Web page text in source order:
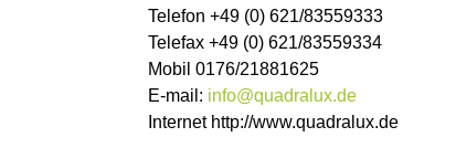
Telefon +49 (0) 621/83559333
Telefax +49 (0) 621/83559334
Mobil 0176/21881625
E-mail: info@quadralux.de
Internet http://www.quadralux.de